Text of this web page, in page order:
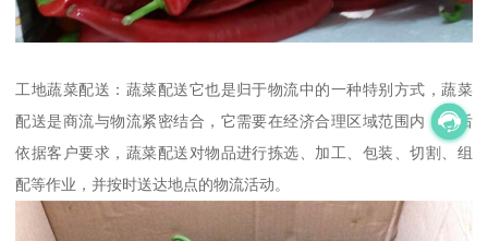
工地蔬菜配送：蔬菜配送它也是归于物流中的一种特别方式，蔬菜
配送是商流与物流紧密结合，它需要在经济合理区域范围内，然后
依据客户要求，蔬菜配送对物品进行拣选、加工、包装、切割、组
配等作业，并按时送达地点的物流活动。